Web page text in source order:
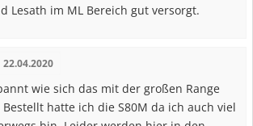
Lesath im ML Bereich gut versorgt.
22.04.2020
wie sich das mit der großen Range
hatte ich die S80M da ich auch viel